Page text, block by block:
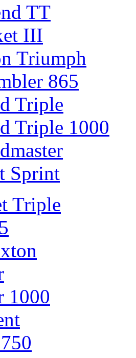
TT
III
Triumph
865
Triple
Triple 1000
Sprint
Triple
1000